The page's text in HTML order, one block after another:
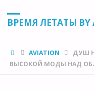
ВРЕМЯ ЛЕТАТЬ! BY
HOMEAVIATION
ДУШ
ВЫСОКОЙ МОДЫ НАД